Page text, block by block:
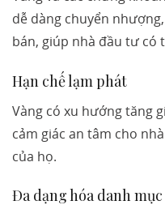
dễ dàng chuyển
bán, giúp nhà đầu tư có
Hạn chế lạm phát
Vàng có xu hướng tăng
cảm giác an tâm cho
của họ.
Đa dạng hóa danh